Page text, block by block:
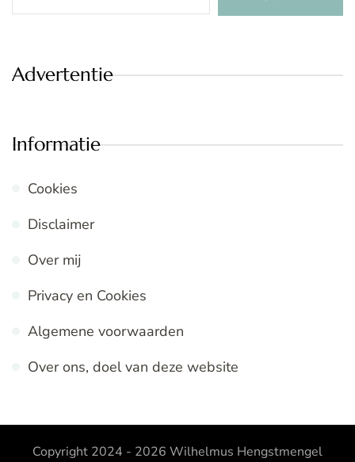
Advertentie
Informatie
Cookies
Disclaimer
Over mij
Privacy en Cookies
Algemene voorwaarden
Over ons, doel van deze website
Copyright 2024 - 2026 Wilhelmus Hengstmengel